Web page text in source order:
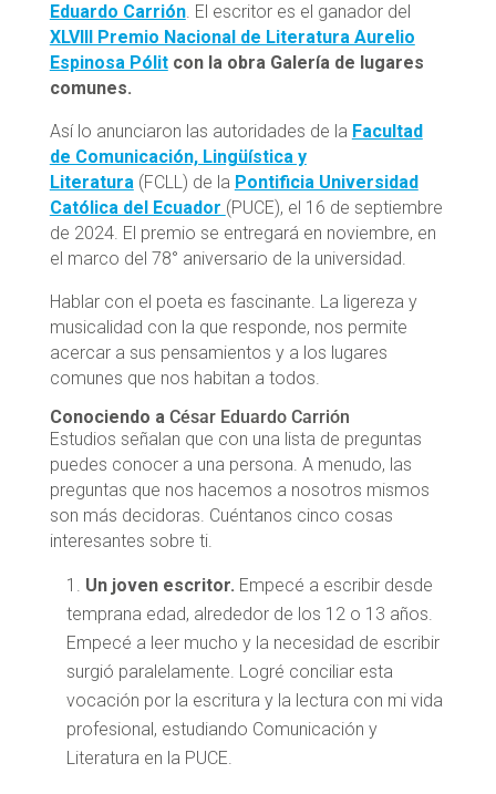
Eduardo Carrión. El escritor es el ganador del
XLVIII Premio Nacional de Literatura Aurelio
Espinosa Pólitcon la obra Galería de lugares
comunes.
Así lo anunciaron las autoridades de la Facultad
de Comunicación, Lingüística y
Literatura(FCLL) de la Pontificia Universidad
Católica del Ecuador (PUCE), el 16 de septiembre
de 2024. El premio se entregará en noviembre, en
el marco del 78° aniversario de la universidad.
Hablar con el poeta es fascinante. La ligereza y
musicalidad con la que responde, nos permite
acercar a sus pensamientos y a los lugares
comunes que nos habitan a todos.
Conociendo aCésar Eduardo Carrión
Estudios señalan que con una lista de preguntas
puedes conocer a una persona. A menudo, las
preguntas que nos hacemos a nosotros mismos
son más decidoras. Cuéntanos cinco cosas
interesantes sobre ti.
Un joven escritor. Empecé a escribir desde
temprana edad, alrededor de los 12 o 13 años.
Empecé a leer mucho y la necesidad de escribir
surgió paralelamente. Logré conciliar esta
vocación por la escritura y la lectura con mi vida
profesional, estudiando Comunicación y
Literatura en la PUCE.